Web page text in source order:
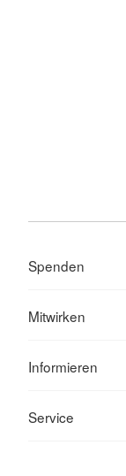
Spenden
Mitwirken
Informieren
Service